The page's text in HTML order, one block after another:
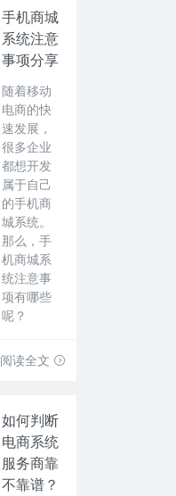
手机商城
系统注意
事项分享
随着移动
电商的快
速发展，
很多企业
都想开发
属于自己
的手机商
城系统。
那么，手
机商城系
统注意事
项有哪些
呢？
阅读全文
如何判断
电商系统
服务商靠
不靠谱？